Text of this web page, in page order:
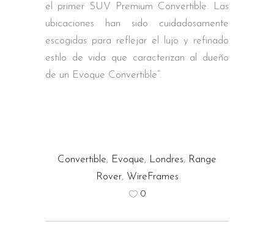
el primer SUV Premium Convertible. Las
ubicaciones han sido cuidadosamente
escogidas para reflejar el lujo y refinado
estilo de vida que caracterizan al dueño
de un Evoque Convertible”.
Convertible, Evoque, Londres, Range
Rover, WireFrames
0